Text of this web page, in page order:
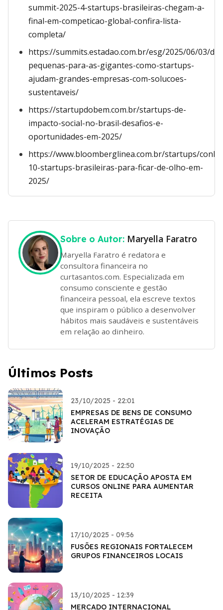
summit-2025-4-startups-brasileiras-chegam-a-
final-em-competicao-global-confira-lista-
completa/
https://summits.estadao.com.br/esg/2025/06/03/
pequenas-para-as-gigantes-como-startups-
ajudam-grandes-empresas-com-solucoes-
sustentaveis/
https://startupdobem.com.br/startups-de-
impacto-social-no-brasil-desafios-e-
oportunidades-em-2025/
https://www.bloomberglinea.com.br/startups/
10-startups-brasileiras-para-ficar-de-olho-em-
2025/
Sobre o Autor: Maryella Faratro
Maryella Faratro é redatora e
consultora financeira no
curtasantos.com. Especializada em
consumo consciente e gestão
financeira pessoal, ela escreve textos
que inspiram o público a desenvolver
hábitos mais saudáveis e sustentáveis
em relação ao dinheiro.
Últimos Posts
23/10/2025 - 22:01
EMPRESAS DE BENS DE CONSUMO
ACELERAM ESTRATÉGIAS DE
INOVAÇÃO
19/10/2025 - 22:50
SETOR DE EDUCAÇÃO APOSTA EM
CURSOS ONLINE PARA AUMENTAR
RECEITA
17/10/2025 - 09:56
FUSÕES REGIONAIS FORTALECEM
GRUPOS FINANCEIROS LOCAIS
13/10/2025 - 12:39
MERCADO INTERNACIONAL